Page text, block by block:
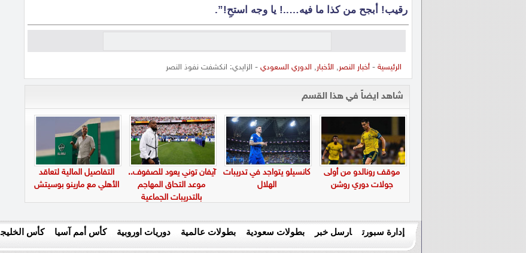
رقيب! أبجح من كذا ما فيه…..! يا وجه استحِ!”.
الرئيسية -أخبار النصر, الأخبار, الدوري السعودي - الزايدي: انكشفت نفوذ النصر
شاهد ايضاً في هذا القسم
موقف رونالدو من أولى
جولات دوري روشن
كانسيلو يتواجد في تدريبات
الهلال
آيفان توني يعود للصفوف..
موعد التحاق المهاجم
بالتدريبات الجماعية
التفاصيل المالية لتعاقد
الأهلي مع مارينو بوسيتش
إدارة سبورت ارسل خبر بطولات سعودية بطولات عالمية دوريات اوروبية كأس أمم آسيا كأس الخليج